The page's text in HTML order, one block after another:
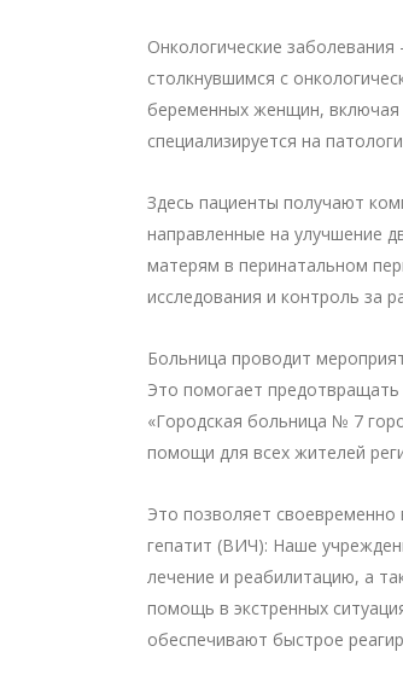
Онкологические
столкнувшимся с
беременных женщин, включая
специализируется на
Здесь пациенты получают
направленные на улучшение
матерям в перинатальном
исследования и контроль за
Больница проводит
Это помогает предотвращать
«Городская больница № 7
помощи для всех жителей
Это позволяет
гепатит (ВИЧ): Наше
лечение и реабилитацию, а
помощь в экстренных
обеспечивают быстрое